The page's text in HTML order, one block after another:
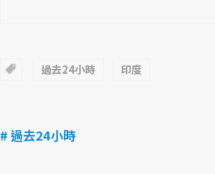
過去24小時 印度
# 過去24小時